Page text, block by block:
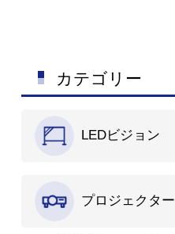
カテゴリー
LEDビジョン
プロジェクター